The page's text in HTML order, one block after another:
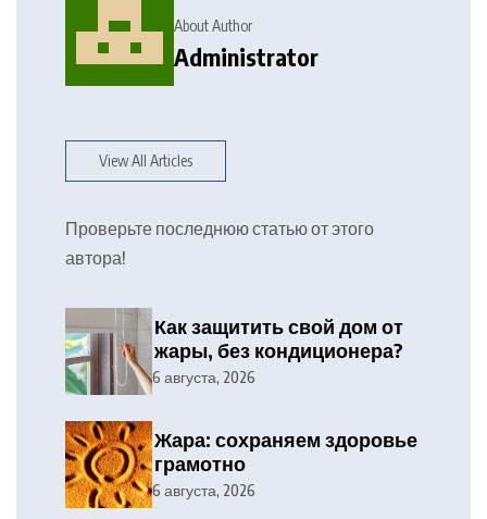
About Author
Administrator
View All Articles
Проверьте последнюю статью от этого
автора!
Как защитить свой дом от
жары, без кондиционера?
6 августа, 2026
Жара: сохраняем здоровье
грамотно
6 августа, 2026